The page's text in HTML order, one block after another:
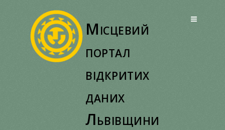
Місцевий
портал
відкритих
даних
Львівщини